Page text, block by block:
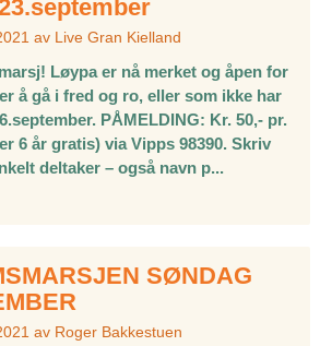
av Live Gran Kielland
Løypa er nå merket og åpen for
å gå i fred og ro, eller som ikke har
PÅMELDING: Kr. 50,- pr.
6 år gratis) via Vipps 98390. Skriv
deltaker – også navn p...
SØNDAG
av Roger Bakkestuen